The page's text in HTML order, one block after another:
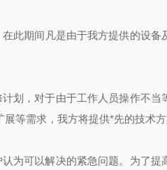
在此期间凡是由于我方提供的设备
划，对于由于工作人员操作不当
等需求，我方将提供*先的技术方
为可以解决的紧急问题。为了提